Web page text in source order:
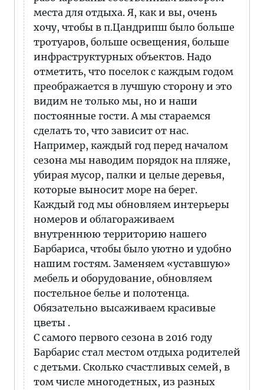
места для отдыха. Я, как и вы, очень
хочу, чтобы в п.Цандрипш было больше
тротуаров, больше освещения, больше
инфраструктурных объектов. Надо
отметить, что поселок с каждым годом
преображается в лучшую сторону и это
видим не только мы, но и наши
постоянные гости. А мы стараемся
сделать то, что зависит от нас.
Например, каждый год перед началом
сезона мы наводим порядок на пляже,
убирая мусор, палки и целые деревья,
которые выносит море на берег.
Каждый год мы обновляем интерьеры
номеров и облагораживаем
внутреннюю территорию нашего
Барбариса, чтобы было уютно и удобно
нашим гостям. Заменяем «уставшую»
мебель и оборудование, обновляем
постельное белье и полотенца.
Обязательно высаживаем красивые
цветы .
С самого первого сезона в 2016 году
Барбарис стал местом отдыха родителей
с детьми. Сколько счастливых семей, в
том числе многодетных, из разных